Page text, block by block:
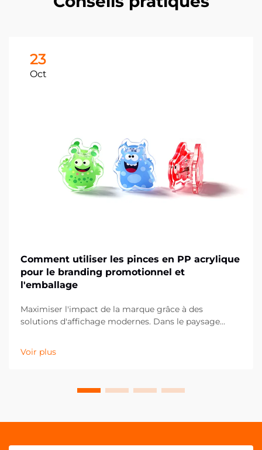
23
Oct
Comment utiliser les pinces en PP acrylique
pour le branding promotionnel et
l'emballage
Maximiser l'impact de la marque grâce à des
solutions d'affichage modernes. Dans le paysage
marketing, les moindres détails peuvent faire la plus
grande différence dans la présentation de la marque.
Voir plus